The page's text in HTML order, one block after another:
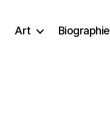
Art Biographie